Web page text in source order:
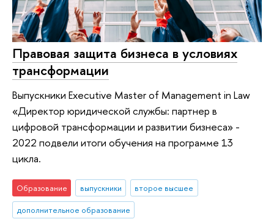
Правовая защита бизнеса в условиях
трансформации
Выпускники Executive Master of Management in Law
«Директор юридической службы: партнер в
цифровой трансформации и развитии бизнеса» -
2022 подвели итоги обучения на программе 13
цикла.
Образование выпускники
второе высшее
дополнительное образование